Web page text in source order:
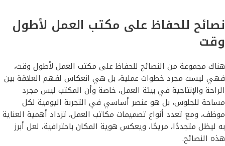
نصائح للحفاظ على مكتب العمل لأطول
وقت
هناك مجموعة من النصائح للحفاظ على مكتب العمل لأطول وقت،
فهي ليست مجرد خطوات عملية، بل هي انعكاس لفهم العلاقة بين
الراحة والإنتاجية في بيئة العمل، خاصة وأن المكتب ليس مجرد
مساحة للجلوس، بل هو عنصر أساسي في التجربة اليومية لكل
موظف، ومع تعدد أنواع تصميمات مكاتب العمل، تزداد أهمية العناية
به ليظل متجددًا، مريحًا، ويعكس هوية المكان باحترافية، لعل أبرز
هذه النصائح.